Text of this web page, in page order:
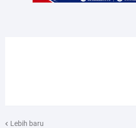
Lebih baru